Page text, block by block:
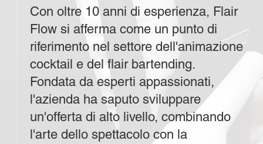
Con oltre 10 anni di esperienza, Flair
Flow si afferma come un punto di
riferimento nel settore dell'animazione
cocktail e del flair bartending.
Fondata da esperti appassionati,
l'azienda ha saputo sviluppare
un'offerta di alto livello, combinando
l'arte dello spettacolo con la